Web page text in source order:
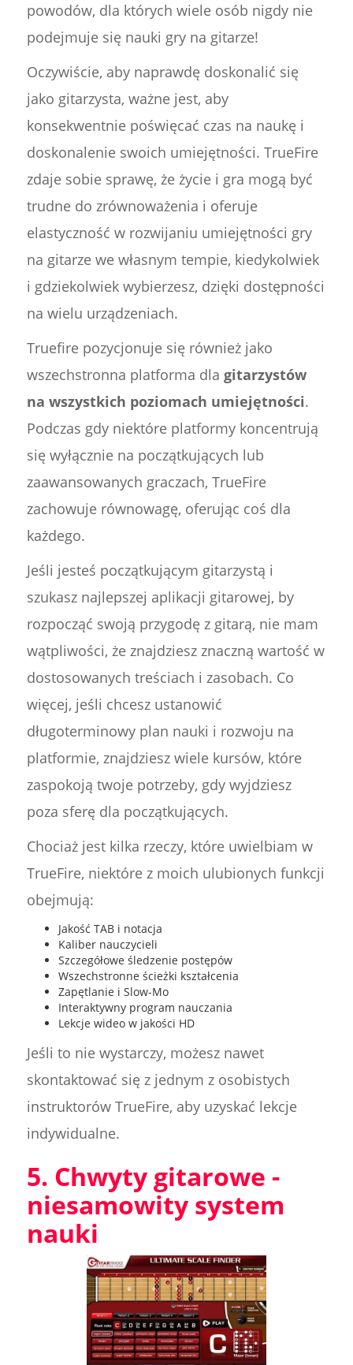
powodów, dla których wiele osób nigdy nie
podejmuje się nauki gry na gitarze!
Oczywiście, aby naprawdę doskonalić się
jako gitarzysta, ważne jest, aby
konsekwentnie poświęcać czas na naukę i
doskonalenie swoich umiejętności. TrueFire
zdaje sobie sprawę, że życie i gra mogą być
trudne do zrównoważenia i oferuje
elastyczność w rozwijaniu umiejętności gry
na gitarze we własnym tempie, kiedykolwiek
i gdziekolwiek wybierzesz, dzięki dostępności
na wielu urządzeniach.
Truefire pozycjonuje się również jako
wszechstronna platforma dla gitarzystów
na wszystkich poziomach umiejętności.
Podczas gdy niektóre platformy koncentrują
się wyłącznie na początkujących lub
zaawansowanych graczach, TrueFire
zachowuje równowagę, oferując coś dla
każdego.
Jeśli jesteś początkującym gitarzystą i
szukasz najlepszej aplikacji gitarowej, by
rozpocząć swoją przygodę z gitarą, nie mam
wątpliwości, że znajdziesz znaczną wartość w
dostosowanych treściach i zasobach. Co
więcej, jeśli chcesz ustanowić
długoterminowy plan nauki i rozwoju na
platformie, znajdziesz wiele kursów, które
zaspokoją twoje potrzeby, gdy wyjdziesz
poza sferę dla początkujących.
Chociaż jest kilka rzeczy, które uwielbiam w
TrueFire, niektóre z moich ulubionych funkcji
obejmują:
Jakość TAB i notacja
Kaliber nauczycieli
Szczegółowe śledzenie postępów
Wszechstronne ścieżki kształcenia
Zapętlanie i Slow-Mo
Interaktywny program nauczania
Lekcje wideo w jakości HD
Jeśli to nie wystarczy, możesz nawet
skontaktować się z jednym z osobistych
instruktorów TrueFire, aby uzyskać lekcje
indywidualne.
5. Chwyty gitarowe -
niesamowity system
nauki